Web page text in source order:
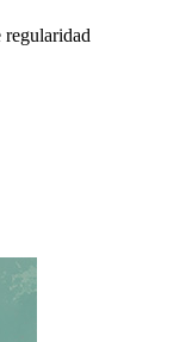
regularidad